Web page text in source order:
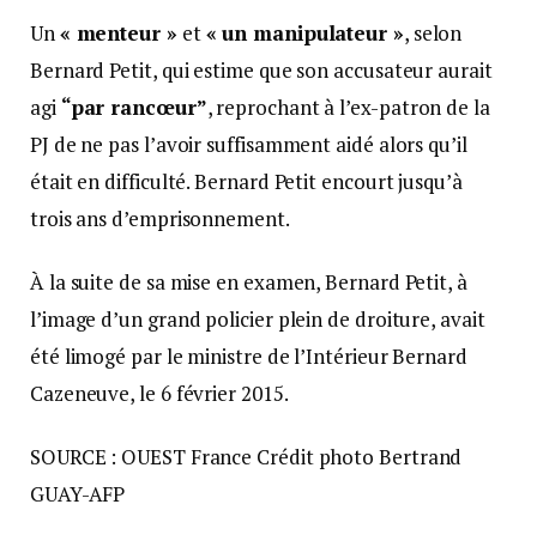
Un« menteur » et« un manipulateur », selon
Bernard Petit, qui estime que son accusateur aurait
agi “par rancœur”, reprochant à l’ex-patron de la
PJ de ne pas l’avoir suffisamment aidé alors qu’il
était en difficulté. Bernard Petit encourt jusqu’à
trois ans d’emprisonnement.
À la suite de sa mise en examen, Bernard Petit, à
l’image d’un grand policier plein de droiture, avait
été limogé par le ministre de l’Intérieur Bernard
Cazeneuve, le 6 février 2015.
SOURCE : OUEST France Crédit photo Bertrand
GUAY-AFP